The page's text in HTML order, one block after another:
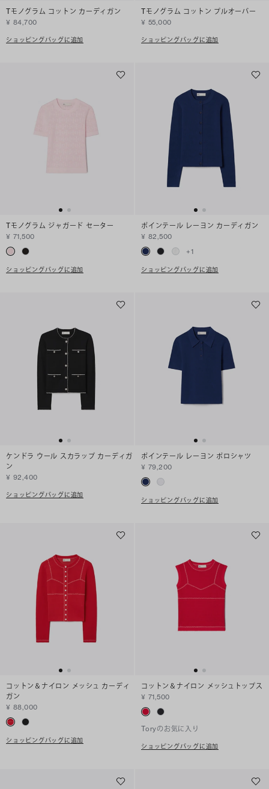
Tモノグラム コットン カーディガン
¥ 84,700
ショッピングバッグに追加
Tモノグラム コットン プルオーバー
¥ 55,000
ショッピングバッグに追加
Tモノグラム ジャガード セーター
¥ 71,500
ショッピングバッグに追加
ポインテール レーヨン カーディガン
¥ 82,500
+1
ショッピングバッグに追加
ケンドラ ウール スカラップ カーディガ
ン
¥ 92,400
ショッピングバッグに追加
ポインテール レーヨン ポロシャツ
¥ 79,200
ショッピングバッグに追加
コットン＆ナイロン メッシュ カーディ
ガン
¥ 88,000
ショッピングバッグに追加
コットン＆ナイロン メッシュトップス
¥ 71,500
Toryのお気に入り
ショッピングバッグに追加